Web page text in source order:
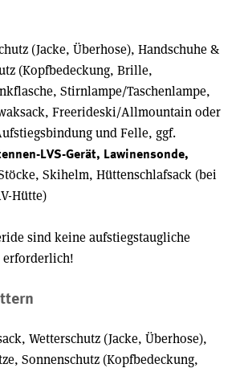
(Jacke, Überhose), Handschuhe &
(Kopfbedeckung, Brille,
Stirnlampe/Taschenlampe,
Freerideski/Allmountain oder
und Felle, ggf.
LVS-Gerät, Lawinensonde,
Skihelm, Hüttenschlafsack (bei
Hütte)
sind keine aufstiegstaugliche
erforderlich!
Wetterschutz (Jacke, Überhose),
Sonnenschutz (Kopfbedeckung,